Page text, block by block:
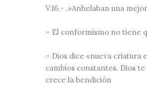
V.16.- .»Anhelaban una
– El conformismo no tiene
– Dios dice «nueva criatura
cambios constantes. Dios
crece la bendición